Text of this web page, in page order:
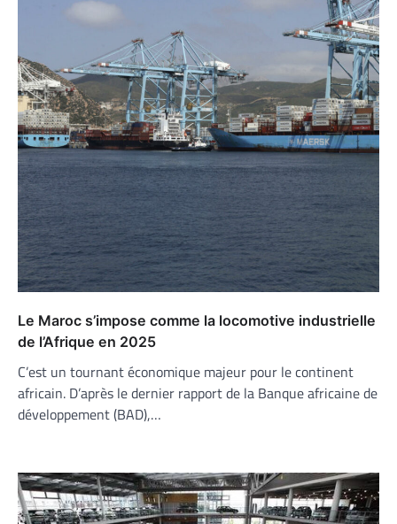
Le Maroc s’impose comme la locomotive industrielle
de l’Afrique en 2025
C’est un tournant économique majeur pour le continent
africain. D’après le dernier rapport de la Banque africaine de
développement (BAD),…